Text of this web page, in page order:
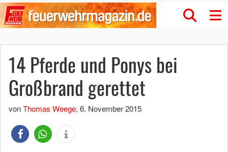
14 Pferde und Ponys bei
Großbrand gerettet
vonThomas Weege, 6. November 2015